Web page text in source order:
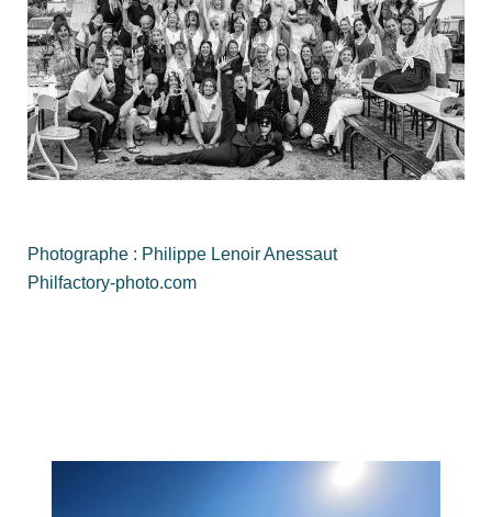
Photographe : Philippe Lenoir Anessaut
Philfactory-photo.com